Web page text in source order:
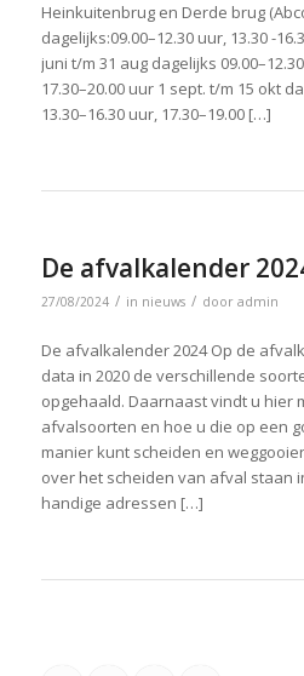
Heinkuitenbrug en Derde brug
dagelijks:09.00–12.30 uur, 13.30 -
juni t/m 31 aug dagelijks
17.30–20.00 uur 1 sept. t/m 15 okt
13.30–16.30 uur, 17.30–19.00 […]
De afvalkalender
27/08/2024 / in nieuws / door admin
De afvalkalender 2024 Op de
data in 2020 de verschillende
opgehaald. Daarnaast vindt u hier
afvalsoorten en hoe u die op een
manier kunt scheiden en
over het scheiden van afval staan
handige adressen […]